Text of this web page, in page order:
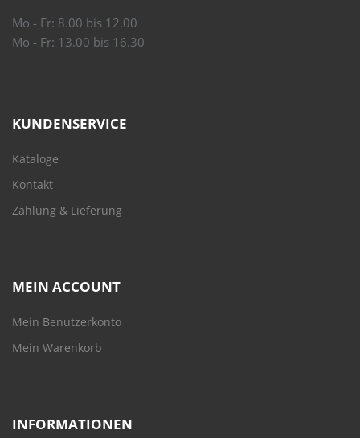
Mo - Fr: 8.00 bis 12.00
Mo - Fr: 13.00 bis 16.30
KUNDENSERVICE
Kataloge
Kontakt
Zahlung & Lieferung
MEIN ACCOUNT
Mein Benutzerkonto
Mein Warenkorb
INFORMATIONEN